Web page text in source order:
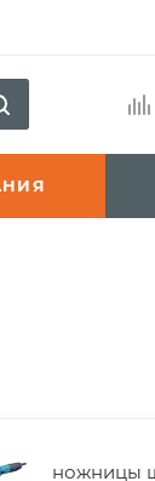
ножницы